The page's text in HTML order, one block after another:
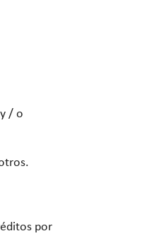
/ o
por